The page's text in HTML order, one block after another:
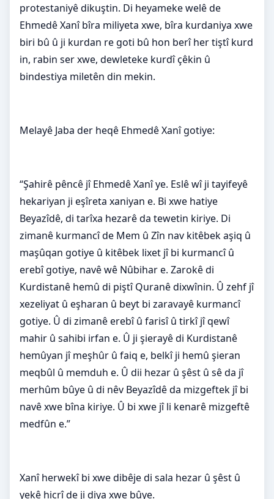
protestaniyê dikuştin. Di heyameke welê de
Ehmedê Xanî bîra miliyeta xwe, bîra kurdaniya xwe
biri bû û ji kurdan re goti bû hon berî her tiştî kurd
in, rabin ser xwe, dewleteke kurdî çêkin û
bindestiya miletên din mekin.
Melayê Jaba der heqê Ehmedê Xanî gotiye:
“Şahirê pêncê jî Ehmedê Xanî ye. Eslê wî ji tayifeyê
hekariyan ji eşîreta xaniyan e. Bi xwe hatiye
Beyazîdê, di tarîxa hezarê da tewetin kiriye. Di
zimanê kurmancî de Mem û Zîn nav kitêbek aşiq û
maşûqan gotiye û kitêbek lixet jî bi kurmancî û
erebî gotiye, navê wê Nûbihar e. Zarokê di
Kurdistanê hemû di piştî Quranê dixwînin. Û zehf jî
xezeliyat û eşharan û beyt bi zaravayê kurmancî
gotiye. Û di zimanê erebî û farisî û tirkî jî qewî
mahir û sahibi irfan e. Û ji şierayê di Kurdistanê
hemûyan jî meşhûr û faiq e, belkî ji hemû şieran
meqbûl û memduh e. Û dii hezar û şêst û sê da jî
merhûm bûye û di nêv Beyazîdê da mizgeftek jî bi
navê xwe bîna kiriye. Û bi xwe jî li kenarê mizgeftê
medfûn e.”
Xanî herwekî bi xwe dibêje di sala hezar û şêst û
yekê hicrî de ji diya xwe bûye.